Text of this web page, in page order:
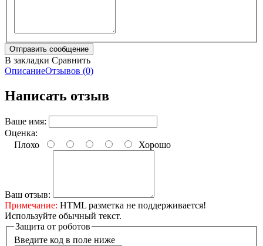
В закладки Сравнить
ОписаниеОтзывов (0)
Написать отзыв
Ваше имя:
Оценка:
Плохо
Хорошо
Ваш отзыв:
Примечание: HTML разметка не поддерживается!
Используйте обычный текст.
Защита от роботов
Введите код в поле ниже